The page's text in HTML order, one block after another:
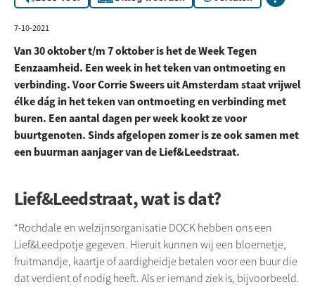
7-10-2021
Van 30 oktober t/m 7 oktober is het de Week Tegen
Eenzaamheid. Een week in het teken van ontmoeting en
verbinding. Voor Corrie Sweers uit Amsterdam staat vrijwel
élke dág in het teken van ontmoeting en verbinding met
buren. Een aantal dagen per week kookt ze voor
buurtgenoten. Sinds afgelopen zomer is ze ook samen met
een buurman aanjager van de Lief&Leedstraat.
Lief&Leedstraat, wat is dat?
“Rochdale en welzijnsorganisatie DOCK hebben ons een
Lief&Leedpotje gegeven. Hieruit kunnen wij een bloemetje,
fruitmandje, kaartje of aardigheidje betalen voor een buur die
dat verdient of nodig heeft. Als er iemand ziek is, bijvoorbeeld.